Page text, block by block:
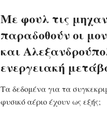
Με φουλ τις
παραδοθούν οι
και
ενεργειακή
Τα δεδομένα για τα
φυσικό αέριο έχουν ως εξής;